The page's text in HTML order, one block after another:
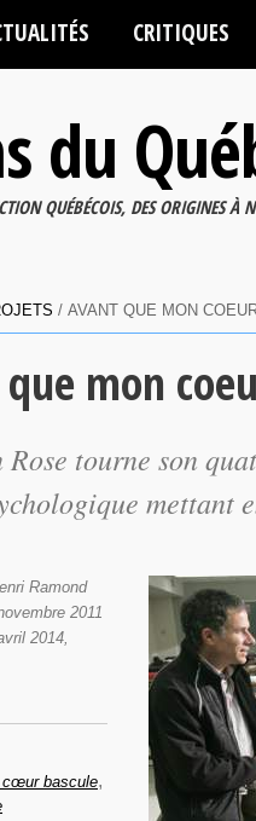
CRITIQUES
du
QUÉBÉCOIS, DES ORIGINES À
/ AVANT QUE MON
mon
Rose tourne son
mettant
Ramond
2011
2014,
cœur bascule,